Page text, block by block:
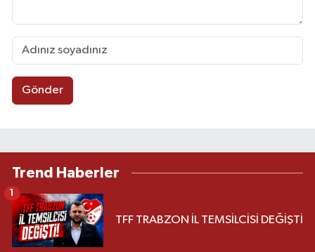
Gönder
Trend Haberler
TFF TRABZON İL TEMSİLCİSİ DEĞİŞTİ
1